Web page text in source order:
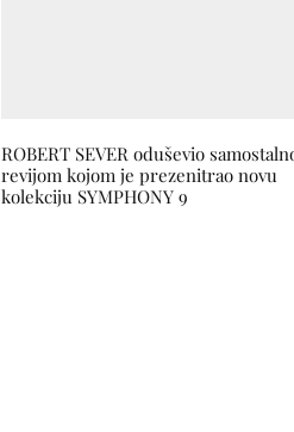
ROBERT SEVER oduševio
revijom kojom je prezenitrao novu
kolekciju SYMPHONY 9